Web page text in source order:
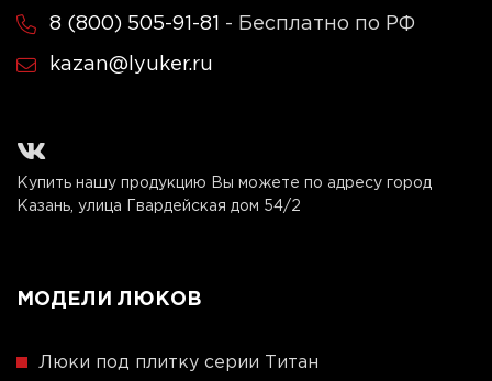
8 (800) 505-91-81 - Бесплатно по РФ
kazan@lyuker.ru
Купить нашу продукцию Вы можете по адресу город
Казань, улица Гвардейская дом 54/2
МОДЕЛИ ЛЮКОВ
Люки под плитку серии Титан